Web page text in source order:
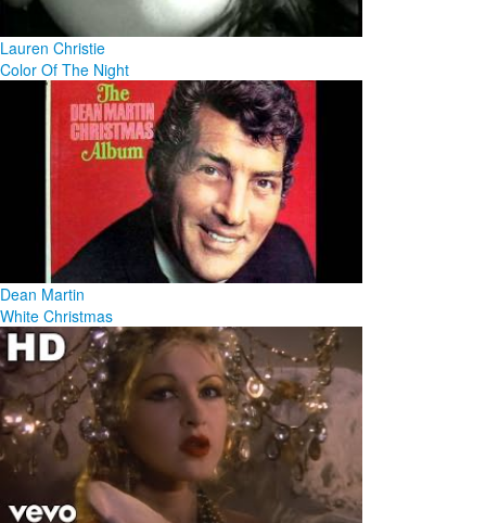
Lauren Christie
Color Of The Night
Dean Martin
White Christmas